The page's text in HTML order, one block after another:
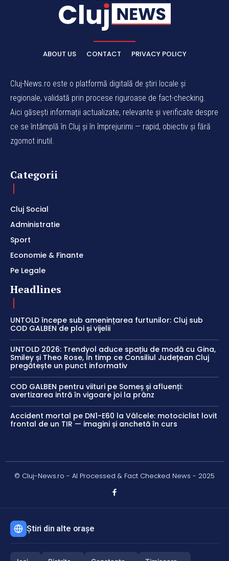
ABOUT US CONTACT PRIVACY POLICY
Cluj-News.ro este o platformă digitală de știri locale și
regionale, validată prin procese riguroase de fact-checking.
Aici găsești informații actualizate, relevante și verificate despre
ce se întâmplă în Cluj și în împrejurimi — rapid, obiectiv și fără
zgomot inutil.
Categorii
Cluj Social
Administratie
Sport
Economie & Finante
Pe Legale
Headlines
UNTOLD începe sub amenințarea furtunilor: Cluj sub
COD GALBEN de ploi și vijelii
UNTOLD 2026: Trendyol aduce spațiu de modă cu Gina,
Smiley și Theo Rose, în timp ce Consiliul Județean Cluj
pregătește un punct informativ
COD GALBEN pentru viituri pe Someș și afluenți:
avertizarea intră în vigoare joi la prânz
Accident mortal pe DN1-E60 la Vâlcele: motociclist lovit
frontal de un TIR — imagini și anchetă în curs
© Cluj-News.ro - AI Processed & Fact Checked News - 2025
Știri din alte orașe